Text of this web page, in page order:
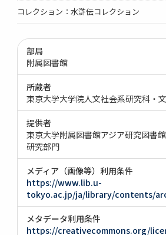
コレクション：水滸伝コレクション
部局
附属図書館
所蔵者
東京大学大学院人文社会系研究科・
提供者
東京大学附属図書館アジア研究図書
研究部門
メディア（画像等）利用条件
https://www.lib.u-
tokyo.ac.jp/ja/library/contents/
メタデータ利用条件
https://creativecommons.org/